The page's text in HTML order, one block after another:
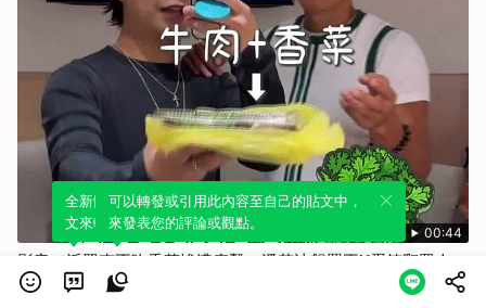
00:44
影音／派翠克不吃香菜慘遭痛擊 潘若迪飆罵王X蛋笑翻眾人
29 觀看次數
全新體驗！一鍵引用此內容，透過發布貼
文來輕鬆表達個人立場。
可以轉發或引用此內容至自己的貼文中，
來發表您的評論或觀點。